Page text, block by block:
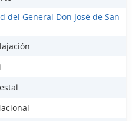
del General Don José de San